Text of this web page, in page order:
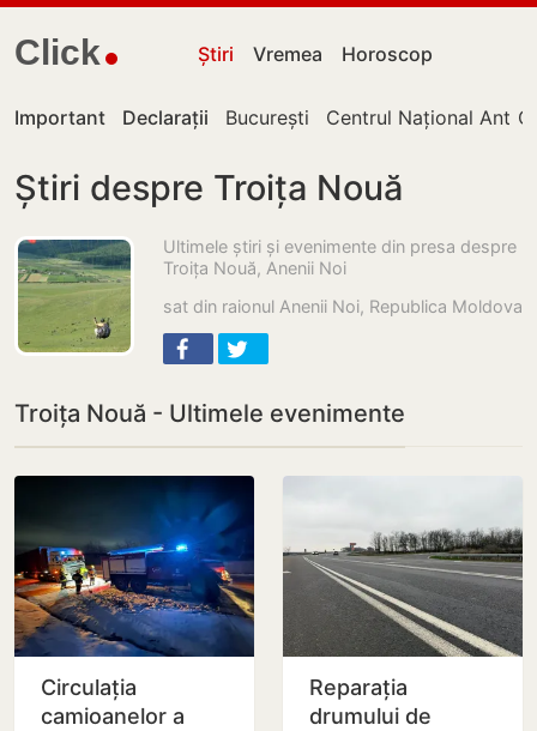
Click Știri Vremea Horoscop
Important Declarații București Centrul Național
Știri despre Troița Nouă
Ultimele știri și evenimente din presa despre
Troița Nouă, Anenii Noi
sat din raionul Anenii Noi, Republica Moldova
Troița Nouă - Ultimele evenimente
Circulația
camioanelor a
Reparația
drumului de